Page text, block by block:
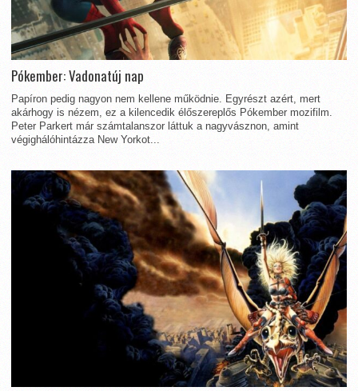
Pókember: Vadonatúj nap
Papíron pedig nagyon nem kellene működnie. Egyrészt azért, mert
akárhogy is nézem, ez a kilencedik élőszereplős Pókember mozifilm.
Peter Parkert már számtalanszor láttuk a nagyvásznon, amint
végighálóhintázza New Yorkot...